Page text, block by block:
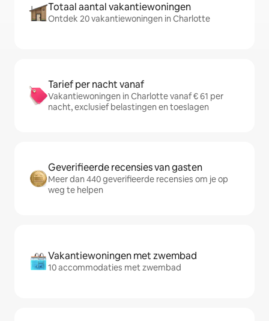
Totaal aantal vakantiewoningen
Ontdek 20 vakantiewoningen in Charlotte
Tarief per nacht vanaf
Vakantiewoningen in Charlotte vanaf € 61 per
nacht, exclusief belastingen en toeslagen
Geverifieerde recensies van gasten
Meer dan 440 geverifieerde recensies om je op
weg te helpen
Vakantiewoningen met zwembad
10 accommodaties met zwembad